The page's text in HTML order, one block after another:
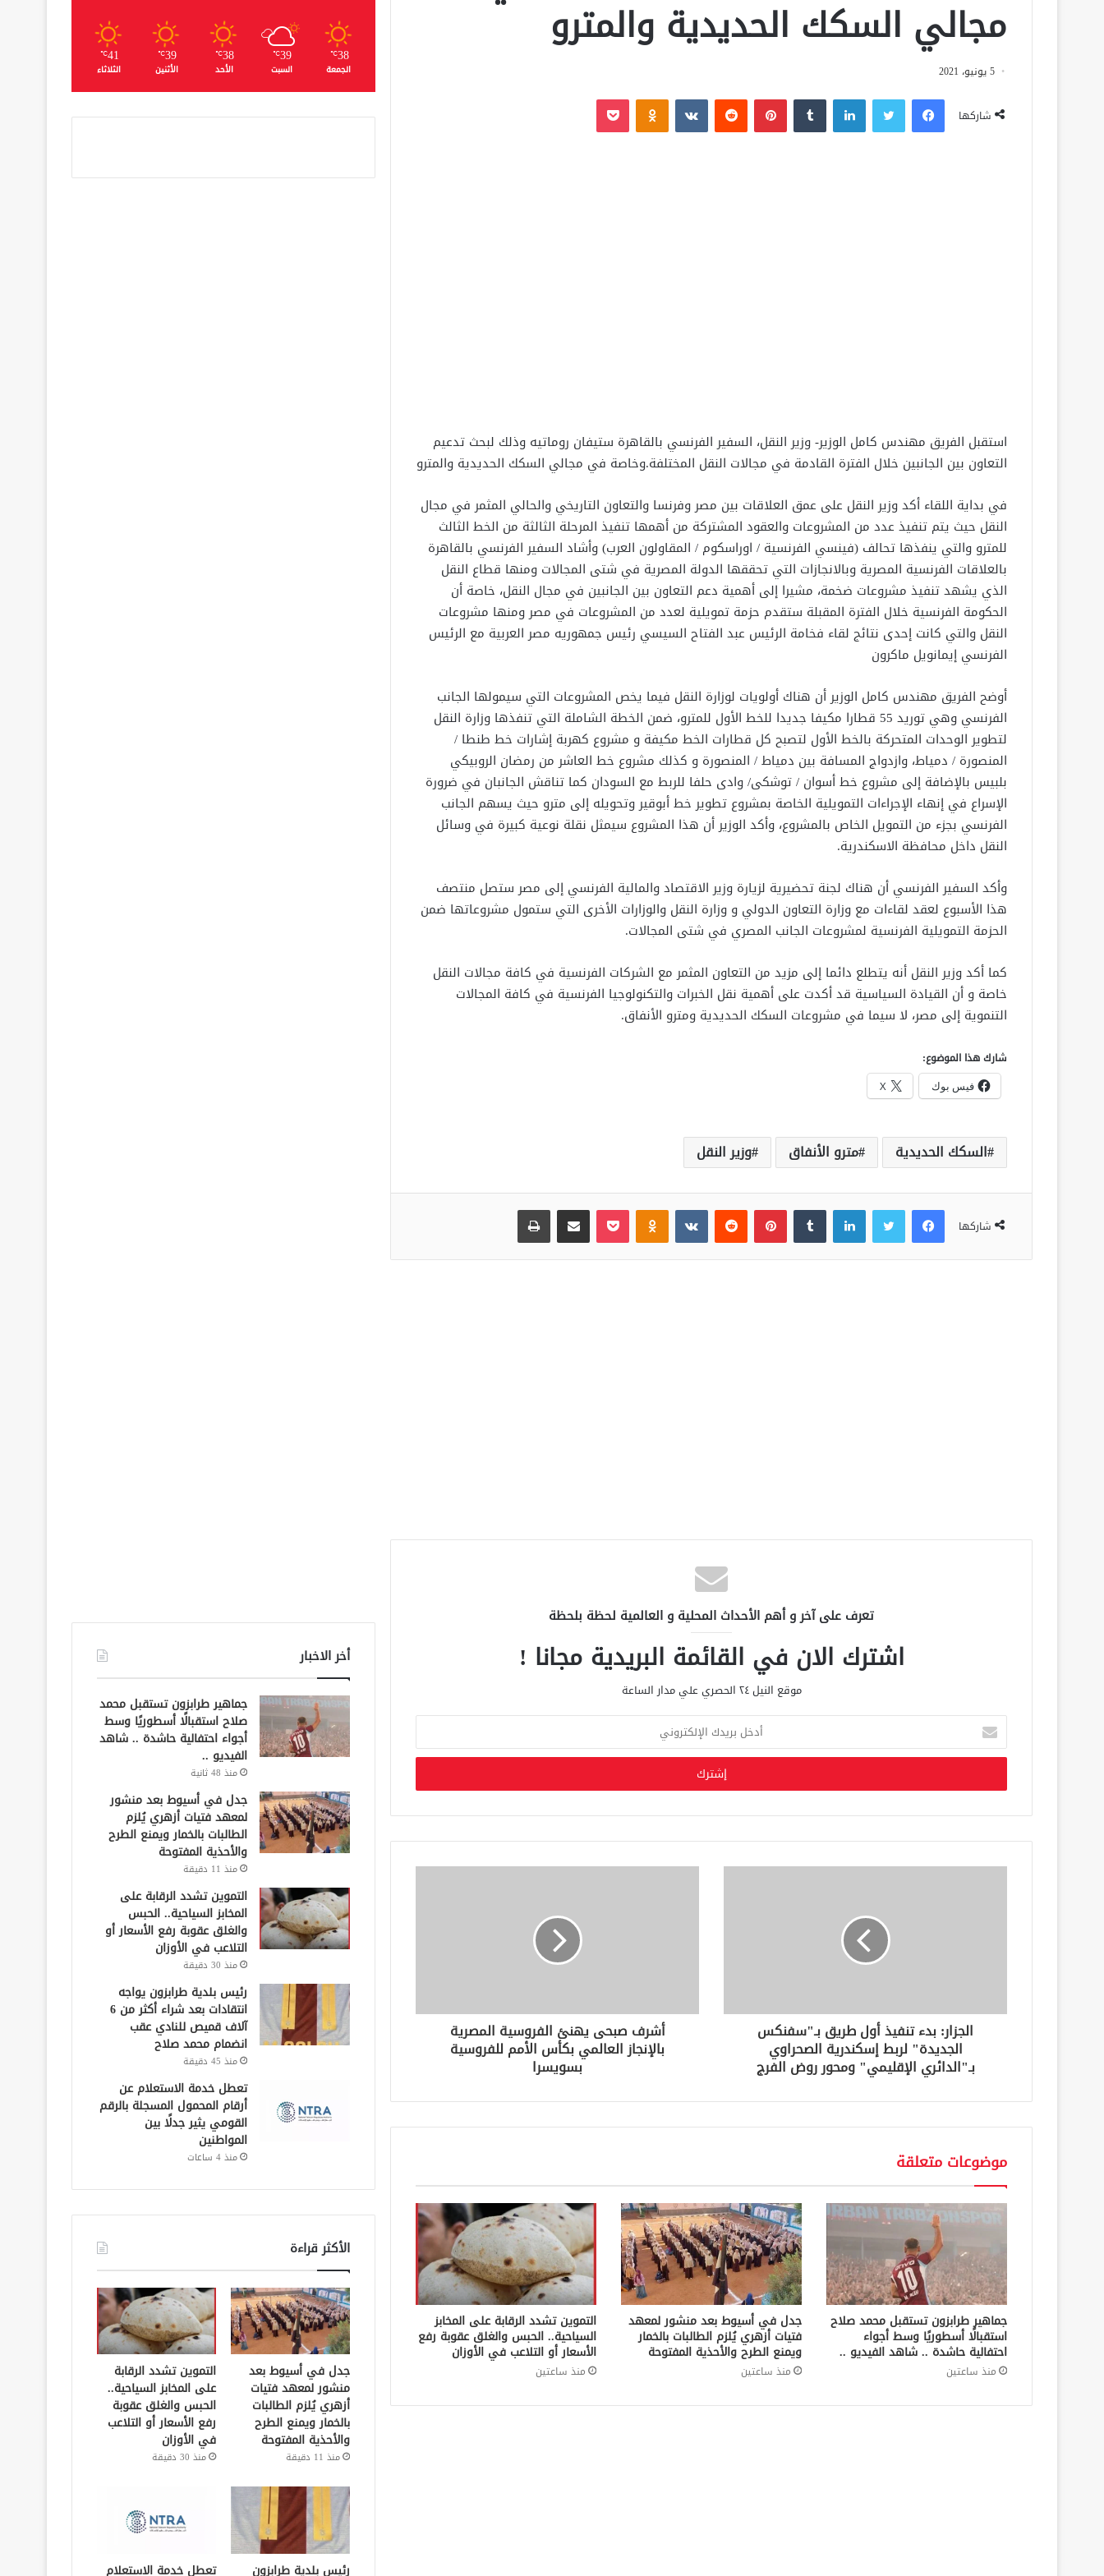
مجالي السكك الحديدية والمترو
5 يونيو، 2021
شاركها
فيسبوك لينكدإن بينتيريست
استقبل الفريق مهندس كامل الوزير- وزير النقل، السفير الفرنسي بالقاهرة ستيفان روماتيه وذلك لبحث تدعيم
التعاون بين الجانبين خلال الفترة القادمة في مجالات النقل المختلفة.وخاصة في مجالي السكك الحديدية والمترو
في بداية اللقاء أكد وزير النقل على عمق العلاقات بين مصر وفرنسا والتعاون التاريخي والحالي المثمر في مجال
النقل حيث يتم تنفيذ عدد من المشروعات والعقود المشتركة من أهمها تنفيذ المرحلة الثالثة من الخط الثالث
للمترو والتي ينفذها تحالف (فينسي الفرنسية / اوراسكوم / المقاولون العرب) وأشاد السفير الفرنسي بالقاهرة
بالعلاقات الفرنسية المصرية وبالانجازات التي تحققها الدولة المصرية في شتى المجالات ومنها قطاع النقل
الذي يشهد تنفيذ مشروعات ضخمة، مشيرا إلى أهمية دعم التعاون بين الجانبين في مجال النقل، خاصة أن
الحكومة الفرنسية خلال الفترة المقبلة ستقدم حزمة تمويلية لعدد من المشروعات في مصر ومنها مشروعات
النقل والتي كانت إحدى نتائج لقاء فخامة الرئيس عبد الفتاح السيسي رئيس جمهوريه مصر العربية مع الرئيس
الفرنسي إيمانويل ماكرون
أوضح الفريق مهندس كامل الوزير أن هناك أولويات لوزارة النقل فيما يخص المشروعات التي سيمولها الجانب
الفرنسي وهي توريد 55 قطارا مكيفا جديدا للخط الأول للمترو، ضمن الخطة الشاملة التي تنفذها وزارة النقل
لتطوير الوحدات المتحركة بالخط الأول لتصبح كل قطارات الخط مكيفة و مشروع كهربة إشارات خط طنطا /
المنصورة / دمياط، وازدواج المسافة بين دمياط / المنصورة و كذلك مشروع خط العاشر من رمضان الروبيكي
بلبيس بالإضافة إلى مشروع خط أسوان / توشكى/ وادى حلفا للربط مع السودان كما تناقش الجانبان في ضرورة
الإسراع في إنهاء الإجراءات التمويلية الخاصة بمشروع تطوير خط أبوقير وتحويله إلى مترو حيث يسهم الجانب
الفرنسي بجزء من التمويل الخاص بالمشروع، وأكد الوزير أن هذا المشروع سيمثل نقلة نوعية كبيرة في وسائل
النقل داخل محافظة الاسكندرية.
وأكد السفير الفرنسي أن هناك لجنة تحضيرية لزيارة وزير الاقتصاد والمالية الفرنسي إلى مصر ستصل منتصف
هذا الأسبوع لعقد لقاءات مع وزارة التعاون الدولي و وزارة النقل والوزارات الأخرى التي ستمول مشروعاتها ضمن
الحزمة التمويلية الفرنسية لمشروعات الجانب المصري في شتى المجالات.
كما أكد وزير النقل أنه يتطلع دائما إلى مزيد من التعاون المثمر مع الشركات الفرنسية في كافة مجالات النقل
خاصة و أن القيادة السياسية قد أكدت على أهمية نقل الخبرات والتكنولوجيا الفرنسية في كافة المجالات
التنموية إلى مصر، لا سيما في مشروعات السكك الحديدية ومترو الأنفاق.
شارك هذا الموضوع:
فيس بوك X
السكك الحديدية مترو الأنفاق وزير النقل
شاركها
فيسبوك لينكدإن بينتيريست بوكيت
تعرف على آخر و أهم الأحداث المحلية و العالمية لحظة بلحظة
اشترك الان في القائمة البريدية مجانا !
موقع النيل ٢٤ الحصري علي مدار الساعة
خ
ب
د
ك
ن
الجزار: بدء تنفيذ أول طريق بـ"سفنكس
الجديدة" لربط إسكندرية الصحراوي
بـ"الدائري الإقليمي" ومحور روض الفرج
أشرف صبحى يهنئ الفروسية المصرية
بالإنجاز العالمي بكأس الأمم للفروسية
بسويسرا
موضوعات متعلقة
جماهير طرابزون تستقبل محمد صلاح
استقبالًا أسطوريًا وسط أجواء
احتفالية حاشدة .. شاهد الفيديو ..
منذ ساعتين
جدل في أسيوط بعد منشور لمعهد
فتيات أزهري يُلزم الطالبات بالخمار
ويمنع الطرح والأحذية المفتوحة
منذ ساعتين
التموين تشدد الرقابة على المخابز
السياحية.. الحبس والغلق عقوبة رفع
الأسعار أو التلاعب في الأوزان
منذ ساعتين
38
℃
الجمعة
39
℃
السبت
38
℃
الأحد
39
℃
الأثنين
41
℃
الثلاثاء
أخر الاخبار
جماهير طرابزون تستقبل محمد
صلاح استقبالًا أسطوريًا وسط
أجواء احتفالية حاشدة .. شاهد
الفيديو ..
منذ 48 ثانية
جدل في أسيوط بعد منشور
لمعهد فتيات أزهري يُلزم
الطالبات بالخمار ويمنع الطرح
والأحذية المفتوحة
منذ 11 دقيقة
التموين تشدد الرقابة على
المخابز السياحية.. الحبس
والغلق عقوبة رفع الأسعار أو
التلاعب في الأوزان
منذ 30 دقيقة
رئيس بلدية طرابزون يواجه
انتقادات بعد شراء أكثر من 6
آلاف قميص للنادي عقب
انضمام محمد صلاح
منذ 45 دقيقة
تعطل خدمة الاستعلام عن
أرقام المحمول المسجلة بالرقم
القومي يثير جدلًا بين
المواطنين
منذ 4 ساعات
الأكثر قراءة
جدل في أسيوط بعد
منشور لمعهد فتيات
أزهري يُلزم الطالبات
بالخمار ويمنع الطرح
والأحذية المفتوحة
منذ 11 دقيقة
التموين تشدد الرقابة
على المخابز السياحية..
الحبس والغلق عقوبة
رفع الأسعار أو التلاعب
في الأوزان
منذ 30 دقيقة
رئيس بلدية طرابزون تعطل خدمة الاستعلام